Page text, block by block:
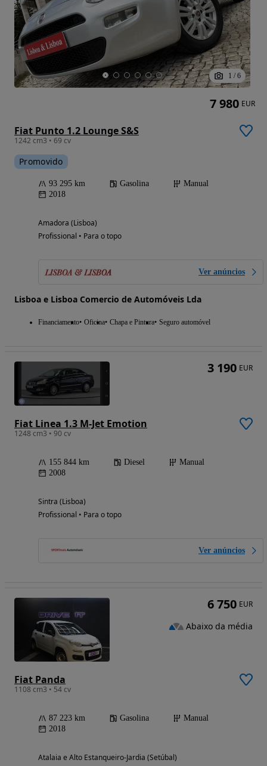
1 / 6
Fiat Punto 1.2 Lounge S&S
1242 cm3 • 69 cv
Promovido
93 295 km Gasolina
Manual
2018
Amadora (Lisboa)
Profissional • Para o topo
Ver anúncios
Lisboa e Lisboa Comercio de Automóveis Lda
Financiamento Oficina Chapa e Pintura Seguro automóvel
7 980 EUR
Fiat Linea 1.3 M-Jet Emotion
1248 cm3 • 90 cv
155 844 km Diesel
Manual
2008
Sintra (Lisboa)
Profissional • Para o topo
Ver anúncios
3 190 EUR
Fiat Panda
1108 cm3 • 54 cv
87 223 km Gasolina
Manual
2018
Atalaia e Alto Estanqueiro-Jardia (Setúbal)
6 750 EUR
Abaixo da média